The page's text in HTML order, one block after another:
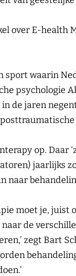
over E-health
sport waarin
psychologie
de jaren
op. Daar
jaarlijks
naar
moet je, juist
de
zegt Bart